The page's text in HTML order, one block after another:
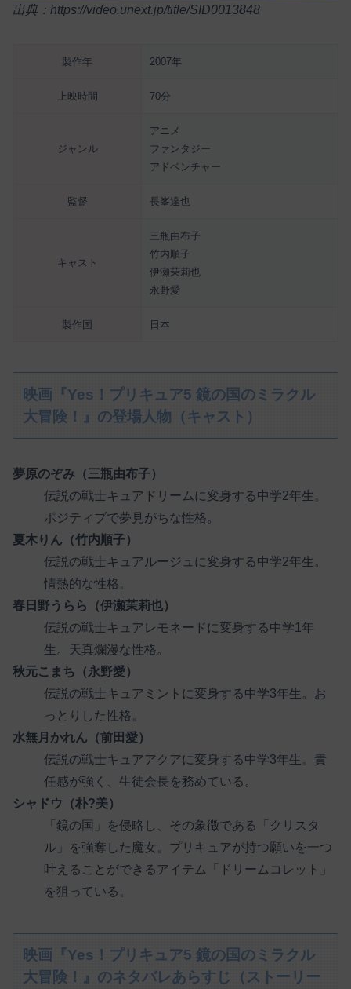
出典：https://video.unext.jp/title/SID0013848
製作年 2007年
上映時間 70分
ジャンル
アニメ
ファンタジー
アドベンチャー
監督 長峯達也
キャスト
三瓶由布子
竹内順子
伊瀬茉莉也
永野愛
製作国 日本
映画『Yes！プリキュア5 鏡の国のミラクル
大冒険！』の登場人物（キャスト）
夢原のぞみ（三瓶由布子）
伝説の戦士キュアドリームに変身する中学2年生。
ポジティブで夢見がちな性格。
夏木りん（竹内順子）
伝説の戦士キュアルージュに変身する中学2年生。
情熱的な性格。
春日野うらら（伊瀬茉莉也）
伝説の戦士キュアレモネードに変身する中学1年
生。天真爛漫な性格。
秋元こまち（永野愛）
伝説の戦士キュアミントに変身する中学3年生。お
っとりした性格。
水無月かれん（前田愛）
伝説の戦士キュアアクアに変身する中学3年生。責
任感が強く、生徒会長を務めている。
シャドウ（朴?美）
「鏡の国」を侵略し、その象徴である「クリスタ
ル」を強奪した魔女。プリキュアが持つ願いを一つ
叶えることができるアイテム「ドリームコレット」
を狙っている。
映画『Yes！プリキュア5 鏡の国のミラクル
大冒険！』のネタバレあらすじ（ストーリー